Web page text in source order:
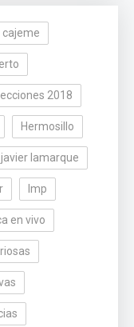
cajeme
2018
Hermosillo
javier lamarque
lmp
en vivo